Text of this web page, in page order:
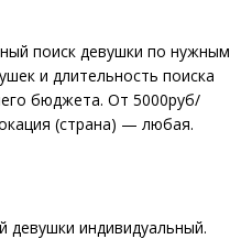
поиск девушки по нужным
и длительность поиска
бюджета. От 5000руб/
(страна) — любая.
индивидуальный.